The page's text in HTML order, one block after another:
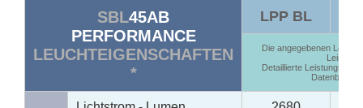
SBL45AB
PERFORMANCE
LEUCHTEIGENSCHAFTEN
*
LPP BL
Die angegebenen
Detaillierte